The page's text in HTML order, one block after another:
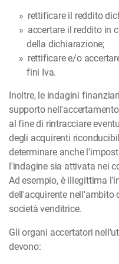
rettificare il reddito
accertare il reddito in
della dichiarazione;
rettificare e/o
fini Iva.
Inoltre, le indagini
supporto
al fine di rintracciare
degli acquirenti
determinare anche
l'indagine sia attivata nei
Ad esempio, è illegittima
dell'acquirente nell'ambito
società venditrice.
Gli organi accertatori
devono: